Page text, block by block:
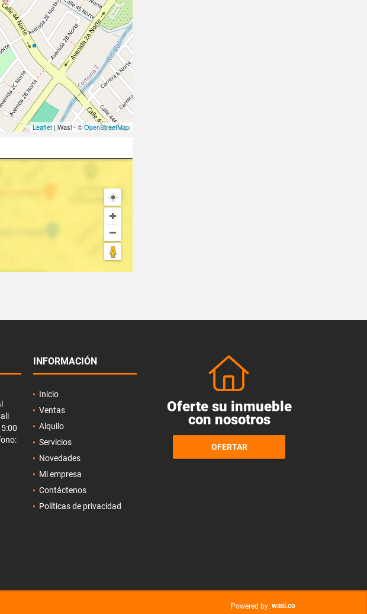
Leaflet| Wasi - ©OpenStreetMap
INFORMACIÓN
Inicio
Ventas
Alquilo
Servicios
Novedades
Mi empresa
Contáctenos
Políticas de privacidad
Oferte su inmueble
con nosotros
OFERTAR
Powered by: wasi.co